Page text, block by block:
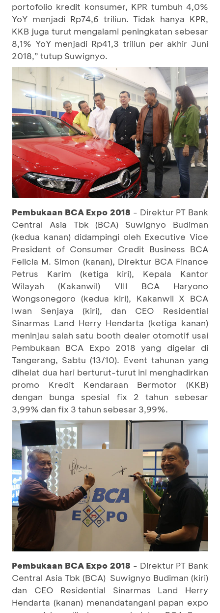
portofolio kredit konsumer, KPR tumbuh 4,0%
YoY menjadi Rp74,6 triliun. Tidak hanya KPR,
KKB juga turut mengalami peningkatan sebesar
8,1% YoY menjadi Rp41,3 triliun per akhir Juni
2018,” tutup Suwignyo.
Pembukaan BCA Expo 2018 - Direktur PT Bank
Central Asia Tbk (BCA) Suwignyo Budiman
(kedua kanan) didampingi oleh Executive Vice
President of Consumer Credit Business BCA
Felicia M. Simon (kanan), Direktur BCA Finance
Petrus Karim (ketiga kiri), Kepala Kantor
Wilayah (Kakanwil) VIII BCA Haryono
Wongsonegoro (kedua kiri), Kakanwil X BCA
Iwan Senjaya (kiri), dan CEO Residential
Sinarmas Land Herry Hendarta (ketiga kanan)
meninjau salah satu booth dealer otomotif usai
Pembukaan BCA Expo 2018 yang digelar di
Tangerang, Sabtu (13/10). Event tahunan yang
dihelat dua hari berturut-turut ini menghadirkan
promo Kredit Kendaraan Bermotor (KKB)
dengan bunga spesial fix 2 tahun sebesar
3,99% dan fix 3 tahun sebesar 3,99%.
Pembukaan BCA Expo 2018 - Direktur PT Bank
Central Asia Tbk (BCA) Suwignyo Budiman (kiri)
dan CEO Residential Sinarmas Land Herry
Hendarta (kanan) menandatangani papan expo